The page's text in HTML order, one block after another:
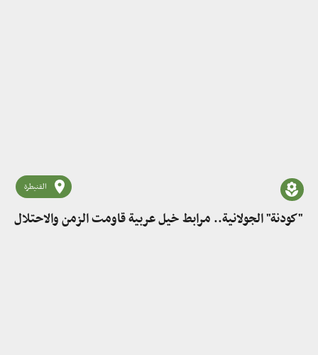
القنيطرة
"كودنة" الجولانية.. مرابط خيل عربية قاومت الزمن والاحتلال